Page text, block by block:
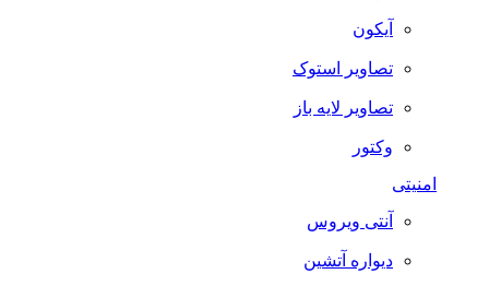
آیکون
تصاویر استوک
تصاویر لایه باز
وکتور
امنیتی
آنتی ویروس
دیواره آتشین